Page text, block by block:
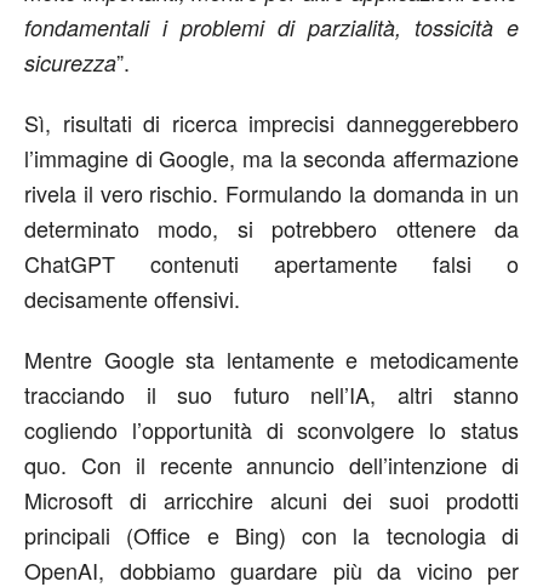
fondamentali i problemi di parzialità, tossicità e
sicurezza”.
Sì, risultati di ricerca imprecisi danneggerebbero
l’immagine di Google, ma la seconda affermazione
rivela il vero rischio. Formulando la domanda in un
determinato modo, si potrebbero ottenere da
ChatGPT contenuti apertamente falsi o
decisamente offensivi.
Mentre Google sta lentamente e metodicamente
tracciando il suo futuro nell’IA, altri stanno
cogliendo l’opportunità di sconvolgere lo status
quo. Con il recente annuncio dell’intenzione di
Microsoft di arricchire alcuni dei suoi prodotti
principali (Office e Bing) con la tecnologia di
OpenAI, dobbiamo guardare più da vicino per